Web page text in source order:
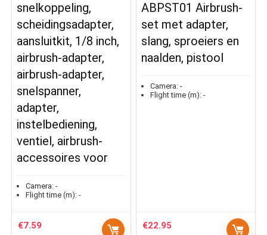
snelkoppeling,
scheidingsadapter,
aansluitkit, 1/8 inch,
airbrush-adapter,
airbrush-adapter,
snelspanner,
adapter,
instelbediening,
ventiel, airbrush-
accessoires voor
Camera: -
Flight time (m): -
€7.59
ABPST01 Airbrush-
set met adapter,
slang, sproeiers en
naalden, pistool
Camera: -
Flight time (m): -
€22.95